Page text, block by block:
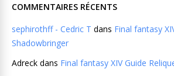
COMMENTAIRES RÉCENTS
sephirothff - Cedric T dans Final fantasy
Shadowbringer
Adreck dans Final fantasy XIV Guide